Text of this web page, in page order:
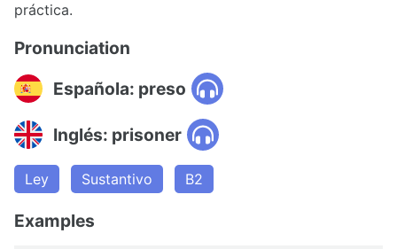
práctica.
Pronunciation
Española: preso
Inglés: prisoner
Ley Sustantivo B2
Examples